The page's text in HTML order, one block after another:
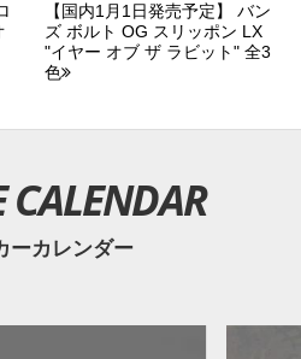
【国内1月1日発売予定】 バン
ズ ボルト OG スリッポン LX
"イヤー オブ ザ ラビット" 全3
色
CALENDAR
ーカレンダー